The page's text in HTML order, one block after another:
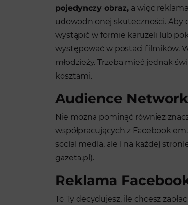
pojedynczy obraz, a więc
udowodnionej skuteczności. Aby
wystąpić w formie karuzeli lub
występować w postaci filmików.
młodzieży. Trzeba mieć jednak
kosztami.
Audience Network
Nie można pominąć również
współpracujących z
social media, ale i na każdej
gazeta.pl).
Reklama
To Ty decydujesz, ile chcesz